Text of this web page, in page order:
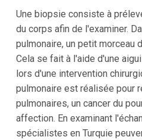
Une biopsie consiste à
du corps afin de l'examiner.
pulmonaire, un petit morceau
Cela se fait à l'aide d'une
lors d'une intervention
pulmonaire est réalisée pour
pulmonaires, un cancer du
affection. En examinant
spécialistes en Turquie